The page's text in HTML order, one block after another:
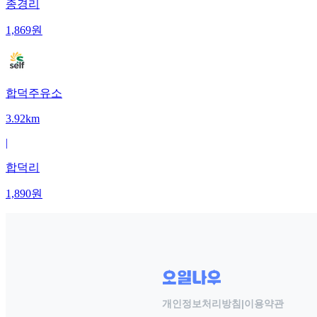
종경리
1,869원
합덕주유소
3.92km
|
합덕리
1,890원
개인정보처리방침 |이용약관